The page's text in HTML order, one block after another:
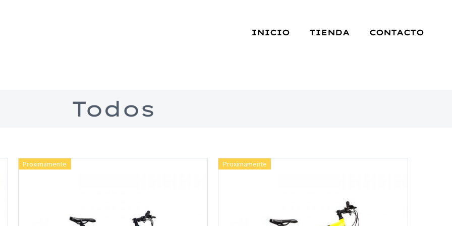
INICIO TIENDA CONTACTO
Todos
Proximamente Proximamente